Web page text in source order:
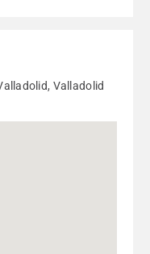
Valladolid